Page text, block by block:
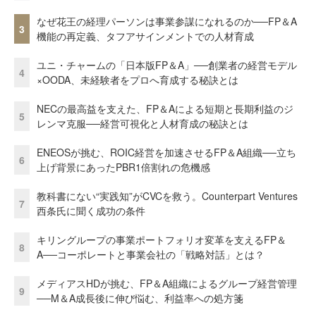
3
なぜ花王の経理パーソンは事業参謀になれるのか──FP＆A
機能の再定義、タフアサインメントでの人材育成
4
ユニ・チャームの「日本版FP＆A」──創業者の経営モデル
×OODA、未経験者をプロへ育成する秘訣とは
5
NECの最高益を支えた、FP＆Aによる短期と長期利益のジ
レンマ克服──経営可視化と人材育成の秘訣とは
6
ENEOSが挑む、ROIC経営を加速させるFP＆A組織──立ち
上げ背景にあったPBR1倍割れの危機感
7
教科書にない“実践知”がCVCを救う。Counterpart Ventures
西条氏に聞く成功の条件
8
キリングループの事業ポートフォリオ変革を支えるFP＆
A──コーポレートと事業会社の「戦略対話」とは？
9
メディアスHDが挑む、FP＆A組織によるグループ経営管理
──M＆A成長後に伸び悩む、利益率への処方箋